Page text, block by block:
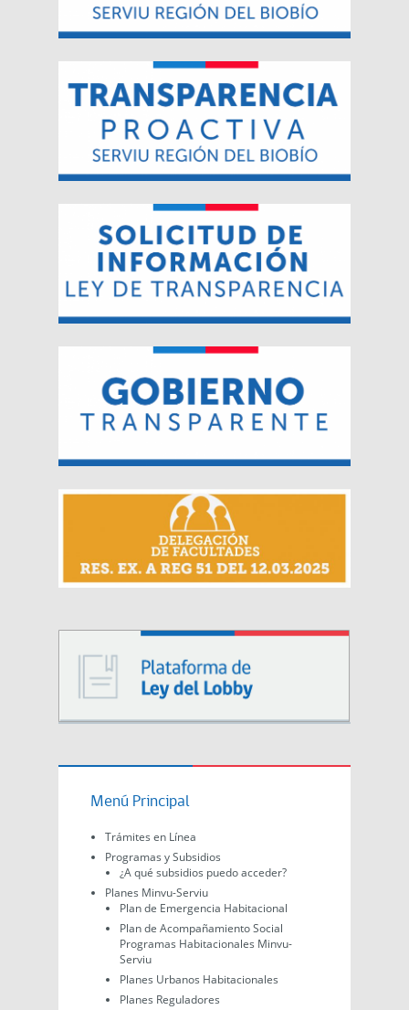
Menú Principal
Trámites en Línea
Programas y Subsidios
¿A qué subsidios puedo acceder?
Planes Minvu-Serviu
Plan de Emergencia Habitacional
Plan de Acompañamiento Social
Programas Habitacionales Minvu-
Serviu
Planes Urbanos Habitacionales
Planes Reguladores